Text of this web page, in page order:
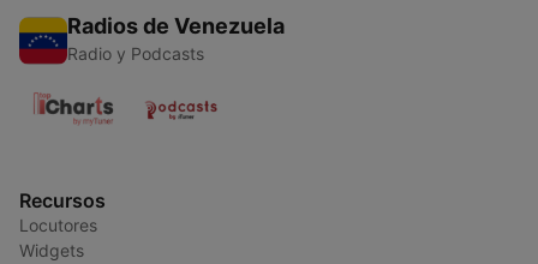
Radios de Venezuela
Radio y Podcasts
Recursos
Locutores
Widgets